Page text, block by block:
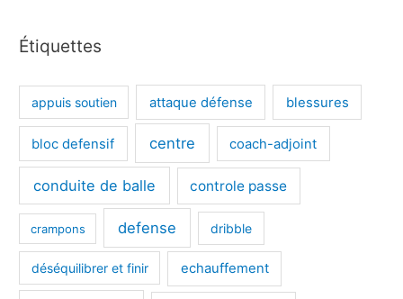
Étiquettes
appuis soutien attaque défense blessures
bloc defensif centre coach-adjoint
conduite de balle controle passe
crampons defense dribble
déséquilibrer et finir echauffement